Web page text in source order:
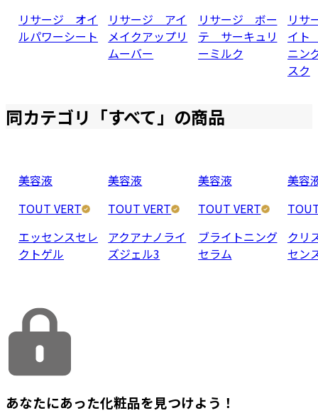
リサージ オイ
ルパワーシート
リサージ アイ
メイクアップリ
ムーバー
リサージ ボー
テ サーキュリ
ーミルク
リサ
イト
ニン
スク
同カテゴリ「すべて 」の商品
美容液
TOUT VERT
エッセンスセレ
クトゲル
美容液
TOUT VERT
アクアナノライ
ズジェル3
美容液
TOUT VERT
ブライトニング
セラム
美容
クリ
セン
あなたにあった化粧品を見つけよう！